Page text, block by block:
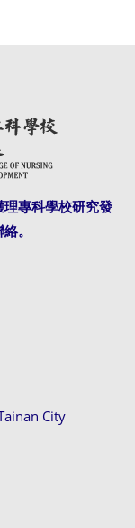
專科學校研究發
。
City